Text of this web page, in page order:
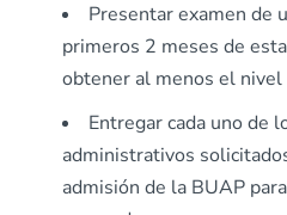
Presentar examen de
primeros 2 meses de
obtener al menos el
Entregar cada uno de
administrativos
admisión de la BUAP